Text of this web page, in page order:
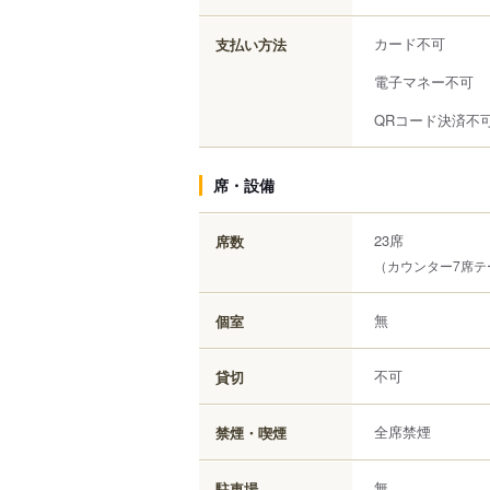
支払い方法
カード不可
電子マネー不可
QRコード決済不
席・設備
席数 23席
（カウンター7席
個室 無
貸切 不可
禁煙・喫煙 全席禁煙